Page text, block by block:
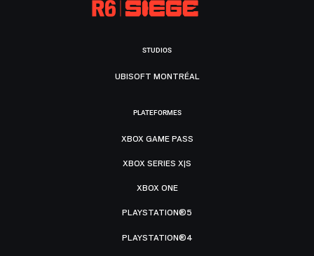
STUDIOS
UBISOFT MONTRÉAL
PLATEFORMES
XBOX GAME PASS
XBOX SERIES X|S
XBOX ONE
PLAYSTATION®5
PLAYSTATION®4